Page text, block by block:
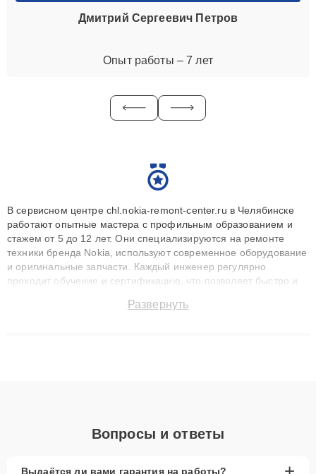
Дмитрий Сергеевич Петров
Опыт работы – 7 лет
В сервисном центре chl.nokia-remont-center.ru в Челябинске
работают опытные мастера с профильным образованием и
стажем от 5 до 12 лет. Они специализируются на ремонте
техники бренда Nokia, используют современное оборудование
и оригинальные запчасти. Каждый инженер регулярно
проходит обучение и сертификацию, что позволяет быстро и
сохранением гарантии до 3 лет. Наши мастера решают
Развернуть
Вопросы и ответы
Выдаётся ли вами гарантия на работы?